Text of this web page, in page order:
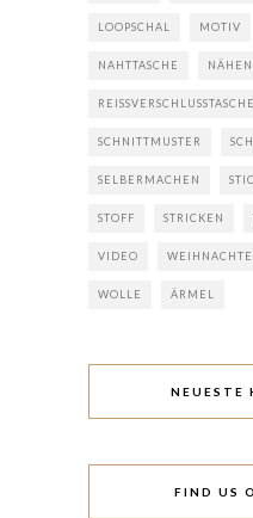
LOOPSCHAL MOTIV
NAHTTASCHE NÄHEN
REISSVERSCHLUSSTASCHE
SCHNITTMUSTER
SELBERMACHEN
STOFF STRICKEN
VIDEO
WOLLE ÄRMEL
NEUESTE
FIND US